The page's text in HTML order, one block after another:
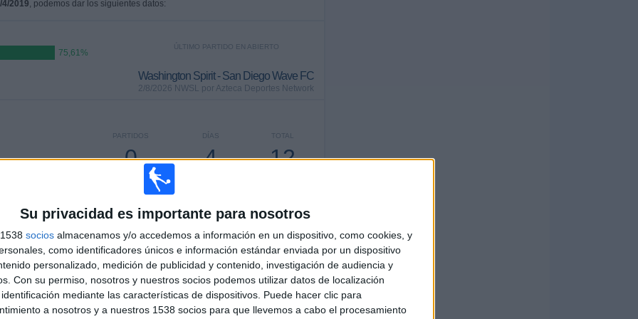
Su privacidad es importante para nosotros
socios almacenamos y/o accedemos a información en un dispositivo, como cookies, y
como identificadores únicos e información estándar enviada por un dispositivo
personalizado, medición de publicidad y contenido, investigación de audiencia y
Con su permiso, nosotros y nuestros socios podemos utilizar datos de localización
mediante las características de dispositivos. Puede hacer clic para
a nosotros y a nuestros 1538 socios para que llevemos a cabo el procesamiento
4/2019, podemos dar los siguientes datos:
75,61%
ÚLTIMO PARTIDO EN ABIERTO
Washington Spirit - San Diego Wave FC
2/8/2026 NWSL por Azteca Deportes Network
TOTAL
12
DÍAS
4
PARTIDOS
0
CONSECUTIVOS
TOTAL
20
RIVALES
12
VS Orlando
4
COMPETICIONES